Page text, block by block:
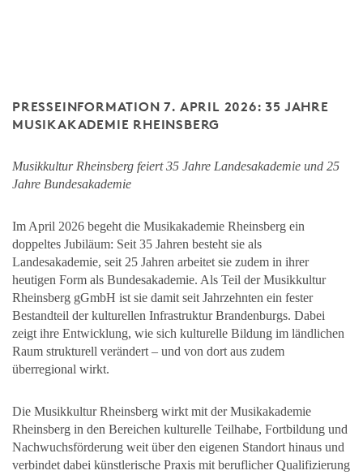
PRESSEINFORMATION 7. APRIL 2026: 35 JAHRE
MUSIKAKADEMIE RHEINSBERG
Musikkultur Rheinsberg feiert 35 Jahre Landesakademie und 25
Jahre Bundesakademie
Im April 2026 begeht die Musikakademie Rheinsberg ein
doppeltes Jubiläum: Seit 35 Jahren besteht sie als
Landesakademie, seit 25 Jahren arbeitet sie zudem in ihrer
heutigen Form als Bundesakademie. Als Teil der Musikkultur
Rheinsberg gGmbH ist sie damit seit Jahrzehnten ein fester
Bestandteil der kulturellen Infrastruktur Brandenburgs. Dabei
zeigt ihre Entwicklung, wie sich kulturelle Bildung im ländlichen
Raum strukturell verändert – und von dort aus zudem
überregional wirkt.
Die Musikkultur Rheinsberg wirkt mit der Musikakademie
Rheinsberg in den Bereichen kulturelle Teilhabe, Fortbildung und
Nachwuchsförderung weit über den eigenen Standort hinaus und
verbindet dabei künstlerische Praxis mit beruflicher Qualifizierung